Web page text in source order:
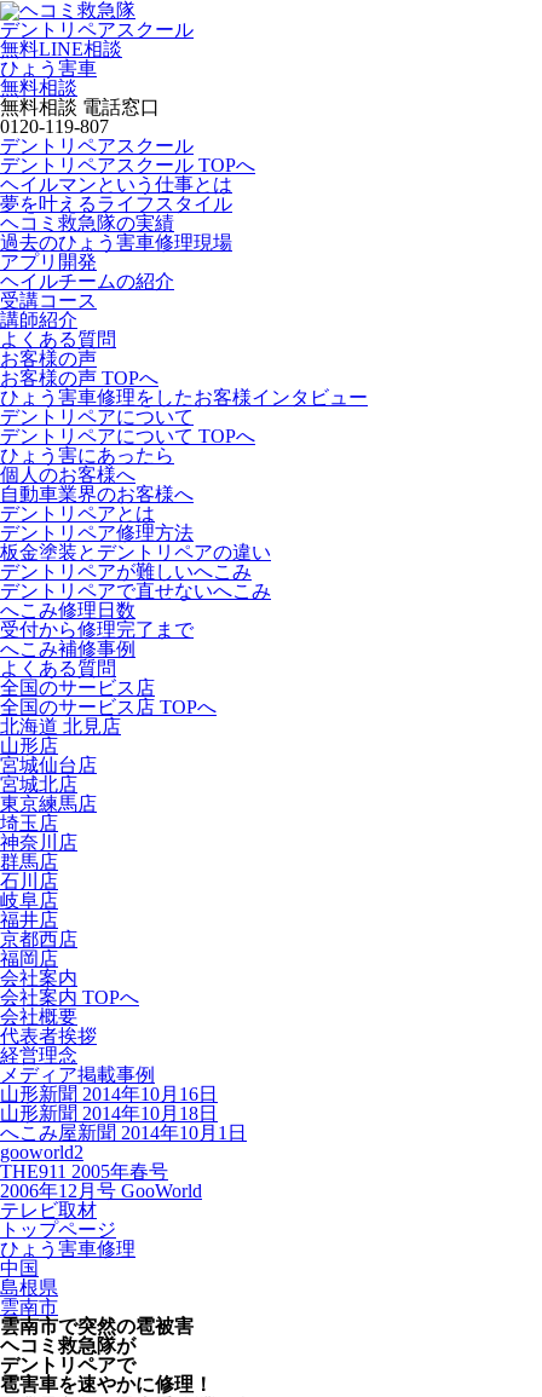
デントリペアスクール
無料LINE相談
ひょう害車
無料相談
無料相談 電話窓口
0120-119-807
デントリペアスクール
デントリペアスクール TOPへ
ヘイルマンという仕事とは
夢を叶えるライフスタイル
ヘコミ救急隊の実績
過去のひょう害車修理現場
アプリ開発
ヘイルチームの紹介
受講コース
講師紹介
よくある質問
お客様の声
お客様の声 TOPへ
ひょう害車修理をしたお客様インタビュー
デントリペアについて
デントリペアについて TOPへ
ひょう害にあったら
個人のお客様へ
自動車業界のお客様へ
デントリペアとは
デントリペア修理方法
板金塗装とデントリペアの違い
デントリペアが難しいへこみ
デントリペアで直せないへこみ
へこみ修理日数
受付から修理完了まで
へこみ補修事例
よくある質問
全国のサービス店
全国のサービス店 TOPへ
北海道 北見店
山形店
宮城仙台店
宮城北店
東京練馬店
埼玉店
神奈川店
群馬店
石川店
岐阜店
福井店
京都西店
福岡店
会社案内
会社案内 TOPへ
会社概要
代表者挨拶
経営理念
メディア掲載事例
山形新聞 2014年10月16日
山形新聞 2014年10月18日
へこみ屋新聞 2014年10月1日
gooworld2
THE911 2005年春号
2006年12月号 GooWorld
テレビ取材
トップページ
ひょう害車修理
中国
島根県
雲南市
雲南市で突然の雹被害
ヘコミ救急隊が
デントリペアで
雹害車を速やかに修理！